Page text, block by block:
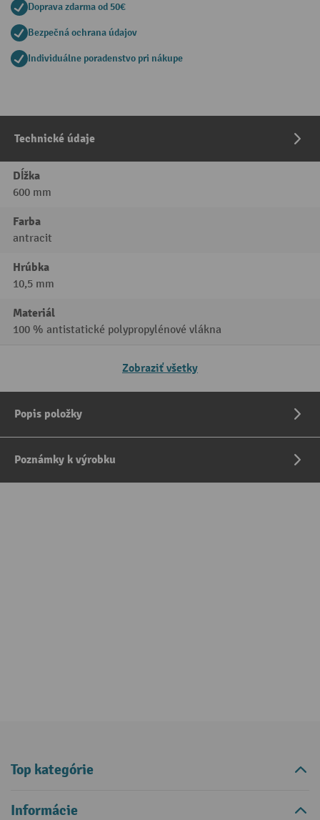
Doprava zdarma od 50€
Bezpečná ochrana údajov
Individuálne poradenstvo pri nákupe
Technické údaje
Dĺžka
600 mm
Farba
antracit
Hrúbka
10,5 mm
Materiál
100 % antistatické polypropylénové vlákna
Zobraziť všetky
Popis položky
Poznámky k výrobku
Top kategórie
Informácie